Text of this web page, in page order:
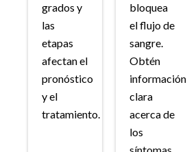
grados y
las
etapas
afectan el
pronóstico
y el
tratamiento.
bloquea
el flujo de
sangre.
Obtén
información
clara
acerca de
los